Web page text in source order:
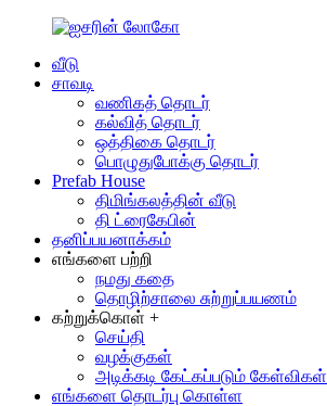
வீடு
சாவடி
வணிகத் தொடர்
கல்வித் தொடர்
ஒத்திகை தொடர்
பொழுதுபோக்கு தொடர்
Prefab House
திமிங்கலத்தின் வீடு
தி ட்ரைகேபின்
தனிப்பயனாக்கம்
எங்களை பற்றி
நமது கதை
தொழிற்சாலை சுற்றுப்பயணம்
கற்றுக்கொள் +
செய்தி
வழக்குகள்
அடிக்கடி கேட்கப்படும் கேள்விகள்
எங்களை தொடர்பு கொள்ள